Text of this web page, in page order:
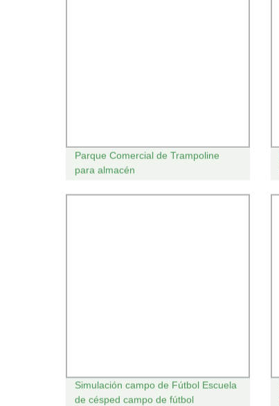
Parque Comercial de Trampoline
para almacén
Simulación campo de Fútbol Escuela
de césped campo de fútbol